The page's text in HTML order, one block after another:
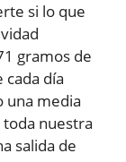
si lo que
gramos de
cada día
una media
nuestra
salida de